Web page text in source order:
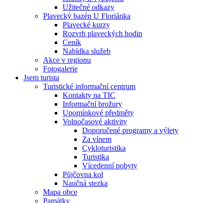
Užitečné odkazy
Plavecký bazén U Floriánka
Plavecké kurzy
Rozvrh plaveckých hodin
Ceník
Nabídka služeb
Akce v regionu
Fotogalerie
Jsem turista
Turistické informační centrum
Kontakty na TIC
Informační brožury
Upomínkové předměty
Volnočasové aktivity
Doporučené programy a výlety
Za vínem
Cykloturistika
Turistika
Vícedenní pobyty
Půjčovna kol
Naučná stezka
Mapa obce
Památky